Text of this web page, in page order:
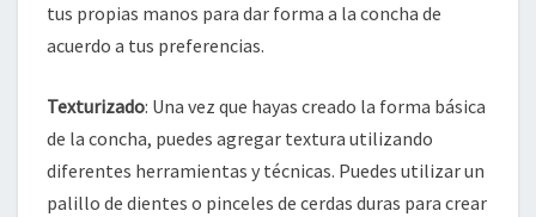
tus propias manos para dar forma a la concha de
acuerdo a tus preferencias.
Texturizado: Una vez que hayas creado la forma básica
de la concha, puedes agregar textura utilizando
diferentes herramientas y técnicas. Puedes utilizar un
palillo de dientes o pinceles de cerdas duras para crear